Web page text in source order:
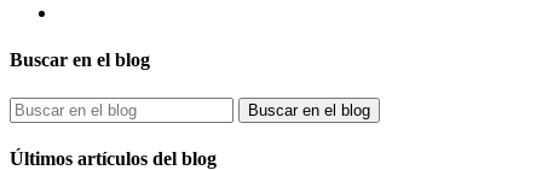
Buscar en el blog
Buscar en el blog
Últimos artículos del blog